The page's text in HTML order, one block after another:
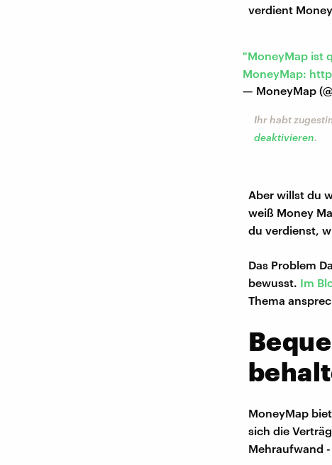
verdient
"MoneyMap ist
MoneyMap:
— MoneyMap
Ihr habt
deaktivieren.
Aber willst du
weiß Money
du verdienst,
Das Problem
bewusst. Im
Thema
MoneyMap
sich die
Mehraufwand